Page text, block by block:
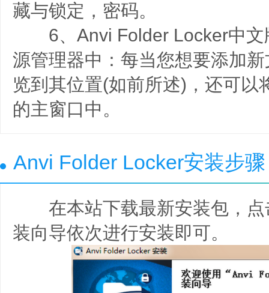
藏与锁定，密码。
6、Anvi Folder Locker中文
源管理器中：每当您想要添加
览到其位置(如前所述)，还可以
的主窗口中。
Anvi Folder Locker安装步骤
在本站下载最新安装包，点
装向导依次进行安装即可。